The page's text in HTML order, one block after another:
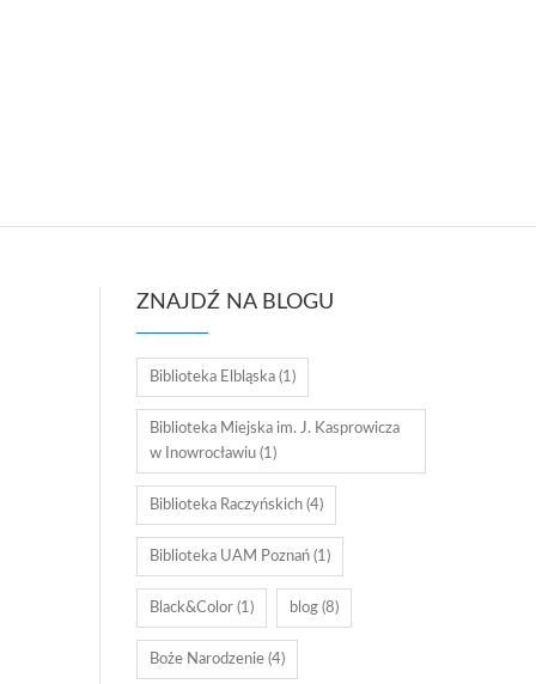
ZNAJDŹ NA BLOGU
Biblioteka Elbląska(1)
Biblioteka Miejska im. J. Kasprowicza
w Inowrocławiu(1)
Biblioteka Raczyńskich(4)
Biblioteka UAM Poznań(1)
Black&Color(1) blog(8)
Boże Narodzenie(4)